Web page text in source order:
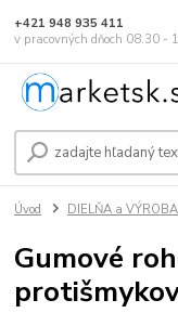
+421 948 935 411
v pracovných dňoch 08.30 -
Úvod DIELŇA a VÝROBA
Gumové